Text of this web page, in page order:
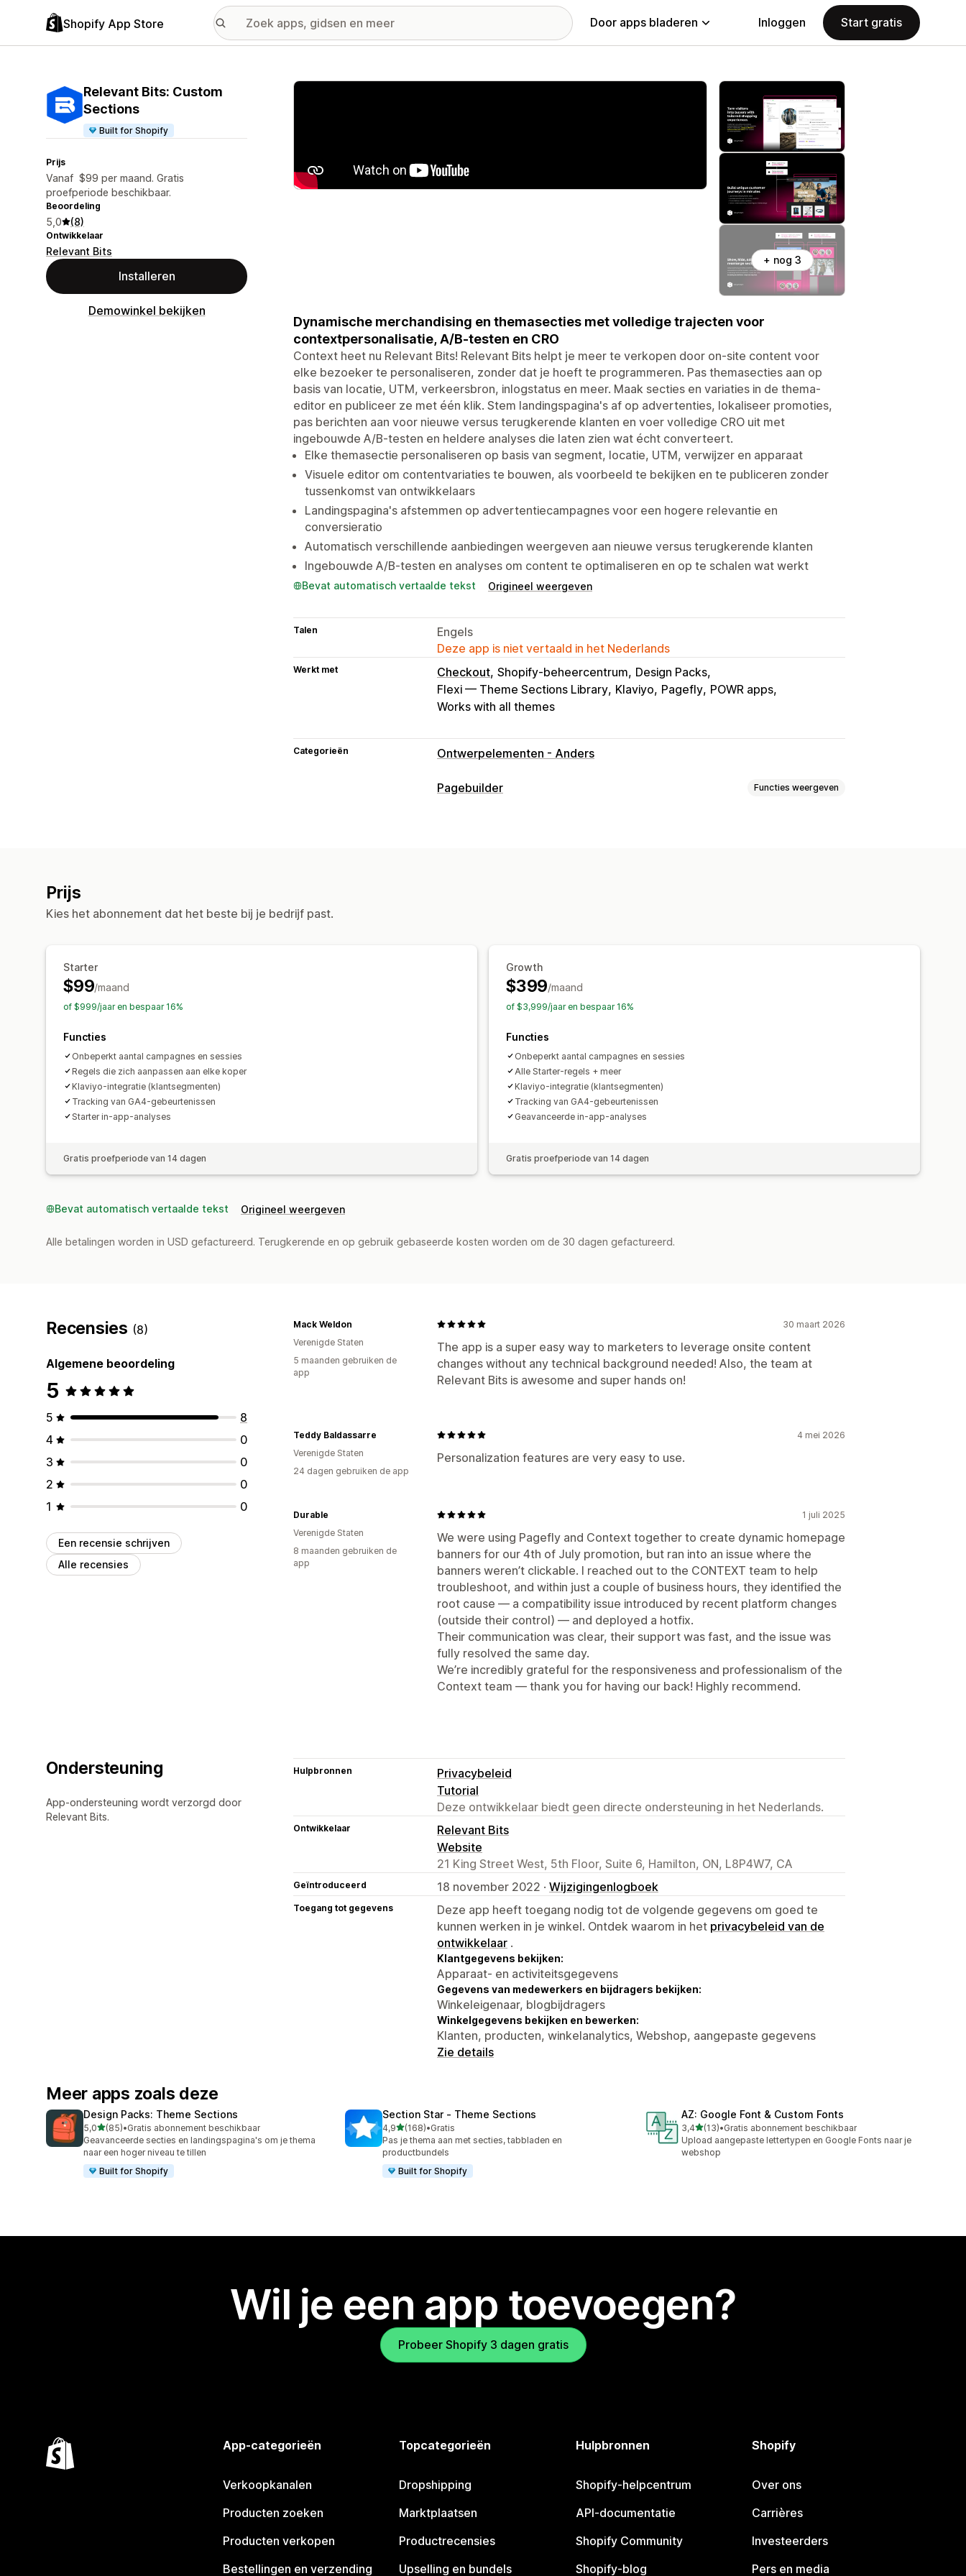
Shopify App Store Door apps bladeren Inloggen Start gratis
Relevant Bits: Custom
Sections
Built for Shopify
Prijs
Vanaf $99 per maand. Gratis
proefperiode beschikbaar.
Beoordeling
5,0 (8)
Ontwikkelaar
Relevant Bits
Installeren
Demowinkel bekijken
Galerij met uitgelichte afbeeldingen
+ nog 3
Dynamische merchandising en themasecties met volledige trajecten voor
contextpersonalisatie, A/B-testen en CRO
Context heet nu Relevant Bits! Relevant Bits helpt je meer te verkopen door on-site content voor
elke bezoeker te personaliseren, zonder dat je hoeft te programmeren. Pas themasecties aan op
basis van locatie, UTM, verkeersbron, inlogstatus en meer. Maak secties en variaties in de thema-
editor en publiceer ze met één klik. Stem landingspagina's af op advertenties, lokaliseer promoties,
pas berichten aan voor nieuwe versus terugkerende klanten en voer volledige CRO uit met
ingebouwde A/B-testen en heldere analyses die laten zien wat écht converteert.
Elke themasectie personaliseren op basis van segment, locatie, UTM, verwijzer en apparaat
Visuele editor om contentvariaties te bouwen, als voorbeeld te bekijken en te publiceren zonder
tussenkomst van ontwikkelaars
Landingspagina's afstemmen op advertentiecampagnes voor een hogere relevantie en
conversieratio
Automatisch verschillende aanbiedingen weergeven aan nieuwe versus terugkerende klanten
Ingebouwde A/B-testen en analyses om content te optimaliseren en op te schalen wat werkt
Bevat automatisch vertaalde tekst Origineel weergeven
Talen
Engels
Deze app is niet vertaald in het Nederlands
Werkt met Checkout Shopify-beheercentrum Design Packs
Flexi — Theme Sections Library Klaviyo Pagefly POWR apps
Works with all themes
Categorieën Ontwerpelementen - Anders
Pagebuilder Functies weergeven
Bewerkingstool Templates
Contentsynchronisatie Analytics
Prijs
Kies het abonnement dat het beste bij je bedrijf past.
Starter
$99/maand
of $999/jaar en bespaar 16%
Functies
Onbeperkt aantal campagnes en sessies
Regels die zich aanpassen aan elke koper
Klaviyo-integratie (klantsegmenten)
Tracking van GA4-gebeurtenissen
Starter in-app-analyses
Gratis proefperiode van 14 dagen
Growth
$399/maand
of $3,999/jaar en bespaar 16%
Functies
Onbeperkt aantal campagnes en sessies
Alle Starter-regels + meer
Klaviyo-integratie (klantsegmenten)
Tracking van GA4-gebeurtenissen
Geavanceerde in-app-analyses
Gratis proefperiode van 14 dagen
Bevat automatisch vertaalde tekst Origineel weergeven
Alle betalingen worden in USD gefactureerd. Terugkerende en op gebruik gebaseerde kosten worden om de 30 dagen gefactureerd.
Recensies (8)
Algemene beoordeling
5
5
8
4
0
3
0
2
0
1
0
Een recensie schrijven
Alle recensies
30 maart 2026
The app is a super easy way to marketers to leverage onsite content
changes without any technical background needed! Also, the team at
Relevant Bits is awesome and super hands on!
Mack Weldon
Verenigde Staten
5 maanden gebruiken de
app
4 mei 2026
Personalization features are very easy to use.
Teddy Baldassarre
Verenigde Staten
24 dagen gebruiken de app
1 juli 2025
We were using Pagefly and Context together to create dynamic homepage
banners for our 4th of July promotion, but ran into an issue where the
banners weren’t clickable. I reached out to the CONTEXT team to help
troubleshoot, and within just a couple of business hours, they identified the
root cause — a compatibility issue introduced by recent platform changes
(outside their control) — and deployed a hotfix.
Their communication was clear, their support was fast, and the issue was
fully resolved the same day.
We’re incredibly grateful for the responsiveness and professionalism of the
Context team — thank you for having our back! Highly recommend.
Durable
Verenigde Staten
8 maanden gebruiken de
app
Ondersteuning
App-ondersteuning wordt verzorgd door
Relevant Bits.
Hulpbronnen
Privacybeleid
Tutorial
Deze ontwikkelaar biedt geen directe ondersteuning in het Nederlands.
Ontwikkelaar
Relevant Bits
Website
21 King Street West, 5th Floor, Suite 6, Hamilton, ON, L8P4W7, CA
Geïntroduceerd 18 november 2022 · Wijzigingenlogboek
Toegang tot gegevens
Deze app heeft toegang nodig tot de volgende gegevens om goed te
kunnen werken in je winkel. Ontdek waarom in het privacybeleid van de
ontwikkelaar .
Klantgegevens bekijken:
Apparaat- en activiteitsgegevens
Gegevens van medewerkers en bijdragers bekijken:
Winkeleigenaar, blogbijdragers
Winkelgegevens bekijken en bewerken:
Klanten, producten, winkelanalytics, Webshop, aangepaste gegevens
Zie details
Meer apps zoals deze
Design Packs: Theme Sections
5,0van 5 sterren
(85)
85 recensies in totaal
•Gratis abonnement beschikbaar
Geavanceerde secties en landingspagina's om je thema
naar een hoger niveau te tillen
Built for Shopify
Section Star ‑ Theme Sections
4,9van 5 sterren
(168)
168 recensies in totaal
•Gratis
Pas je thema aan met secties, tabbladen en
productbundels
Built for Shopify
AZ: Google Font & Custom Fonts
3,4van 5 sterren
(13)
13 recensies in totaal
•Gratis abonnement beschikbaar
Upload aangepaste lettertypen en Google Fonts naar je
webshop
Wil je een app toevoegen?
Probeer Shopify 3 dagen gratis
App-categorieën
Verkoopkanalen
Producten zoeken
Producten verkopen
Bestellingen en verzending
Topcategorieën
Dropshipping
Marktplaatsen
Productrecensies
Upselling en bundels
Hulpbronnen
Shopify-helpcentrum
API-documentatie
Shopify Community
Shopify-blog
Shopify
Over ons
Carrières
Investeerders
Pers en media